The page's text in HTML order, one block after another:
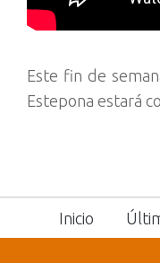
Este fin de
Estepona estará
Inicio